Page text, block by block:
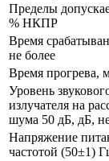
Пределы
% НКПР
Время
не более
Время прогрева,
Уровень
излучателя на
шума 50 дБ, дБ,
Напряжение
частотой (50±1)